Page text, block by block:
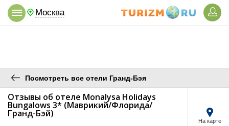
Москва
Посмотреть все отели Гранд-Бэя
Отзывы об отеле Monalysa Holidays
Bungalows 3* (Маврикий/Флорида/
Гранд-Бэй)
На карте